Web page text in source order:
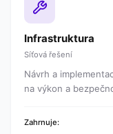
Infrastruktura
Síťová řešení
Návrh a
na výkon a
Zahrnuje: